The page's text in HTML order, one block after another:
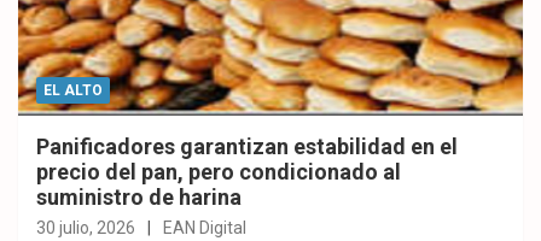
EL ALTO
Panificadores garantizan estabilidad en el
precio del pan, pero condicionado al
suministro de harina
30 julio, 2026 EAN Digital